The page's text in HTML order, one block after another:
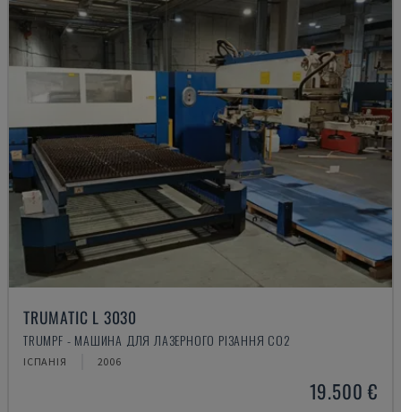
TRUMATIC L 3030
TRUMPF - МАШИНА ДЛЯ ЛАЗЕРНОГО РІЗАННЯ CO2
ІСПАНІЯ 2006
19.500 €